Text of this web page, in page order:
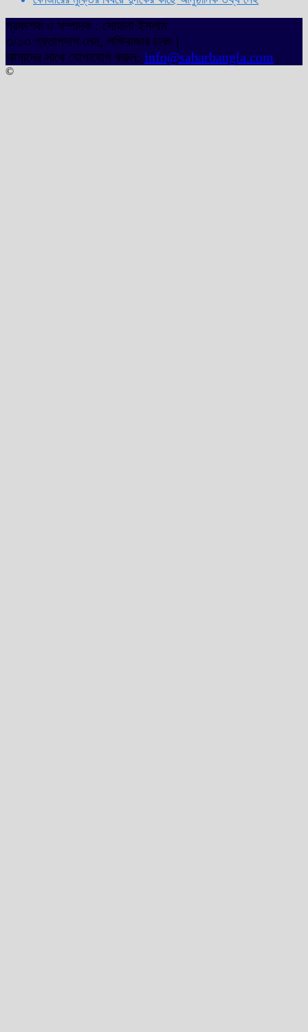
প্রকাশক ও সম্পাদক : সোহানা ইসলাম
৩/১৩ প্রতাপদাশ লেন, লক্ষিবাজার ঢাকা।
আমাদের সাথে যোগাযোগ করুন: info@sabarbangla.com
©